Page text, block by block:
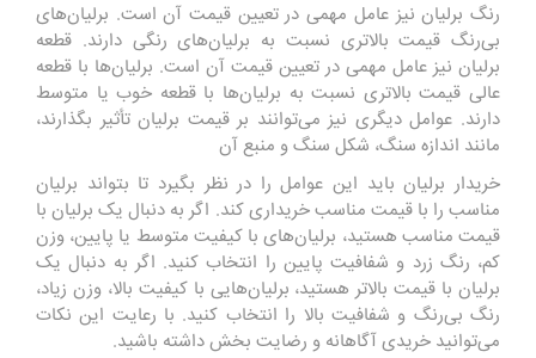
رنگ برلیان نیز عامل مهمی در تعیین قیمت آن است. برلیان‌های
بی‌رنگ قیمت بالاتری نسبت به برلیان‌های رنگی دارند. قطعه
برلیان نیز عامل مهمی در تعیین قیمت آن است. برلیان‌ها با قطعه
عالی قیمت بالاتری نسبت به برلیان‌ها با قطعه خوب یا متوسط
دارند. عوامل دیگری نیز می‌توانند بر قیمت برلیان تأثیر بگذارند،
مانند اندازه سنگ، شکل سنگ و منبع آن
خریدار برلیان باید این عوامل را در نظر بگیرد تا بتواند برلیان
مناسب را با قیمت مناسب خریداری کند. اگر به دنبال یک برلیان با
قیمت مناسب هستید، برلیان‌های با کیفیت متوسط یا پایین، وزن
کم، رنگ زرد و شفافیت پایین را انتخاب کنید. اگر به دنبال یک
برلیان با قیمت بالاتر هستید، برلیان‌هایی با کیفیت بالا، وزن زیاد،
رنگ بی‌رنگ و شفافیت بالا را انتخاب کنید. با رعایت این نکات
می‌توانید خریدی آگاهانه و رضایت ‌بخش داشته باشید.